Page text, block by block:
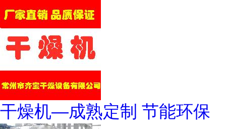
干燥机—成熟定制 节能环保